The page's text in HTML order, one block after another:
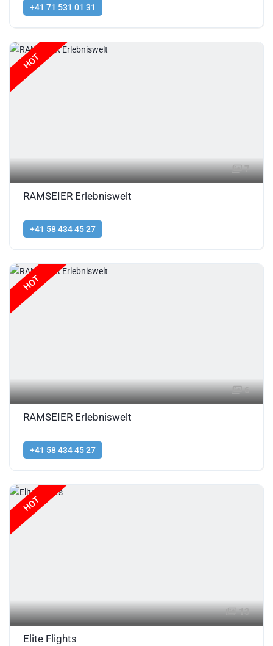
+41 71 531 01 31
HOT
7
RAMSEIER Erlebniswelt
+41 58 434 45 27
HOT
6
RAMSEIER Erlebniswelt
+41 58 434 45 27
HOT
13
Elite Flights